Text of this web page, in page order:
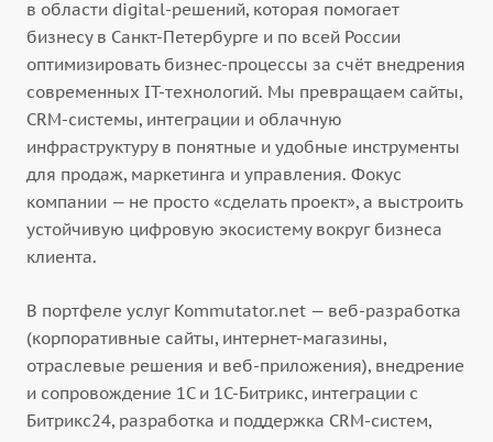
в области digital-решений, которая помогает
бизнесу в Санкт-Петербурге и по всей России
оптимизировать бизнес-процессы за счёт внедрения
современных IT-технологий. Мы превращаем сайты,
CRM-системы, интеграции и облачную
инфраструктуру в понятные и удобные инструменты
для продаж, маркетинга и управления. Фокус
компании — не просто «сделать проект», а выстроить
устойчивую цифровую экосистему вокруг бизнеса
клиента.
В портфеле услуг Kommutator.net — веб-разработка
(корпоративные сайты, интернет-магазины,
отраслевые решения и веб-приложения), внедрение
и сопровождение 1С и 1С-Битрикс, интеграции с
Битрикс24, разработка и поддержка CRM-систем,